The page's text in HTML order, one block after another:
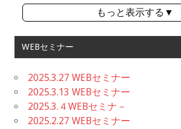
もっと表示する▼
WEBセミナー
2025.3.27 WEBセミナー
2025.3.13 WEBセミナー
2025.3.４WEBセミナ－
2025.2.27 WEBセミナー